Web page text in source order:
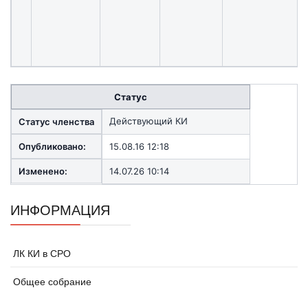
Статус
Статус членства Действующий КИ
Опубликовано: 15.08.16 12:18
Изменено: 14.07.26 10:14
ИНФОРМАЦИЯ
ЛК КИ в СРО
Общее собрание